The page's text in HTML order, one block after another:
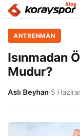
ANTRENMAN
Isınmadan
Mudur?
Aslı Beyhan·5